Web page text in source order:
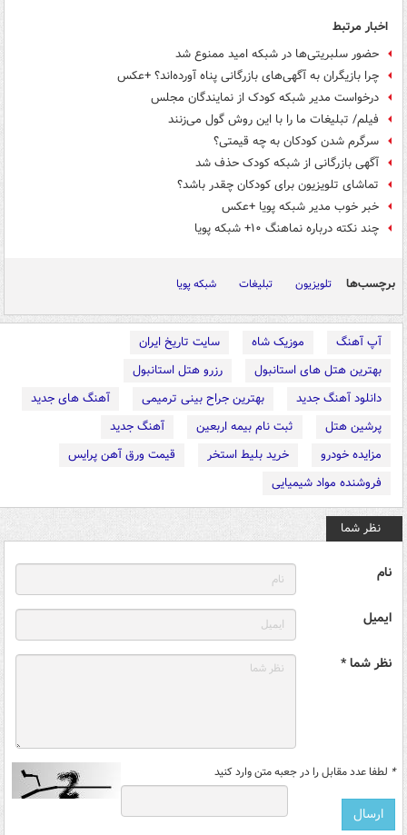
اخبار مرتبط
حضور سلبریتی‌ها در شبکه امید ممنوع شد
چرا بازیگران به آگهی‌های بازرگانی پناه آورده‌اند؟ +عکس
درخواست مدیر شبکه کودک از نمایندگان مجلس
فیلم/ تبلیغات ما را با این روش گول می‌زنند
سرگرم شدن کودکان به چه قیمتی؟
آگهی بازرگانی از شبکه کودک حذف شد
تماشای تلویزیون برای کودکان چقدر باشد؟
خبر خوب مدیر شبکه پویا +عکس
چند نکته درباره نماهنگ ۱۰+ شبکه پویا
برچسب‌ها تلویزیون تبلیغات شبکه پویا
آپ آهنگ موزیک شاه
سایت تاریخ ایران
بهترین هتل های استانبول
رزرو هتل استانبول
دانلود آهنگ جدید
بهترین جراح بینی ترمیمی
آهنگ های جدید
پرشین هتل
ثبت نام بیمه اربعین
آهنگ جدید
مزایده خودرو
خرید بلیط استخر
قیمت ورق آهن پرایس
فروشنده مواد شیمیایی
نظر شما
نام
ایمیل
نظر شما *
* لطفا عدد مقابل را در جعبه متن وارد کنید